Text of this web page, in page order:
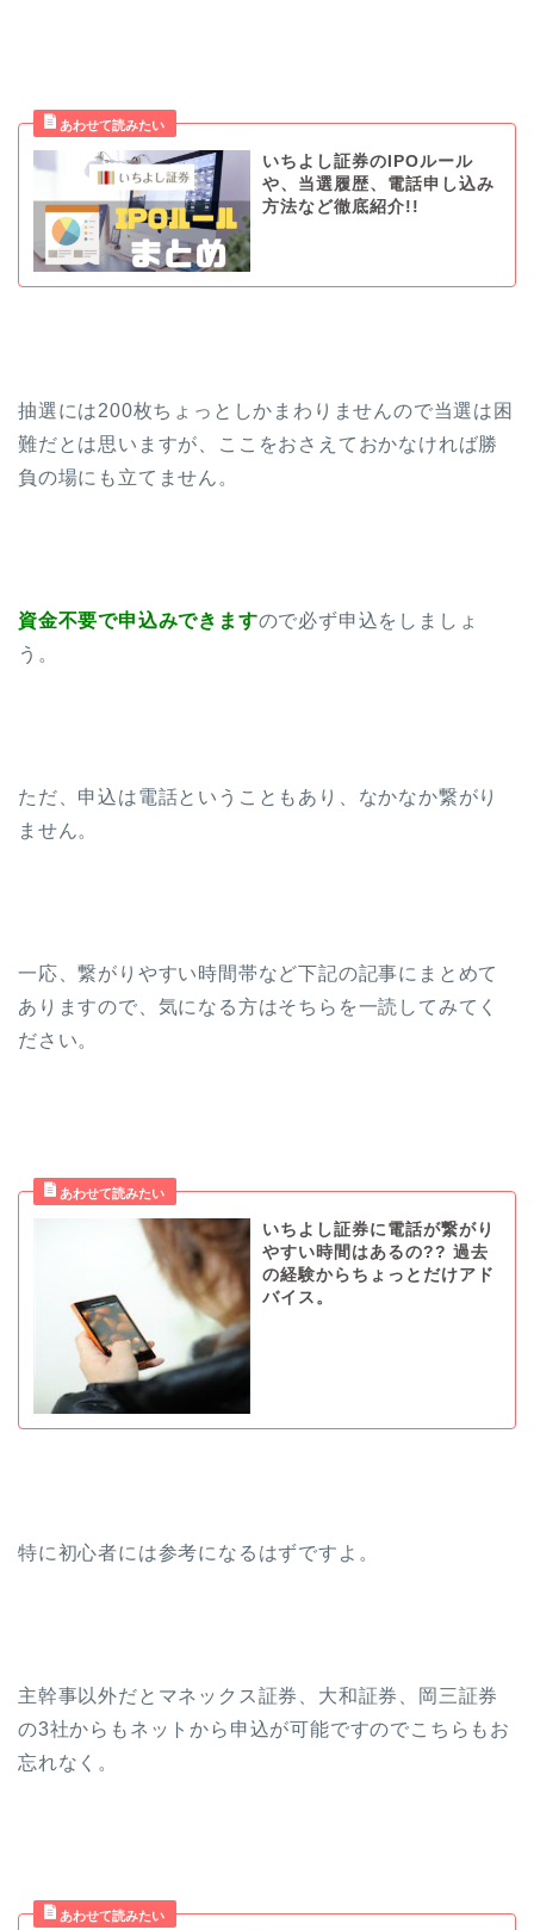
いちよし証券のIPOルール
や、当選履歴、電話申し込み
方法など徹底紹介!!
抽選には200枚ちょっとしかまわりませんので当選は困
難だとは思いますが、ここをおさえておかなければ勝
負の場にも立てません。
資金不要で申込みできますので必ず申込をしましょ
う。
ただ、申込は電話ということもあり、なかなか繋がり
ません。
一応、繋がりやすい時間帯など下記の記事にまとめて
ありますので、気になる方はそちらを一読してみてく
ださい。
いちよし証券に電話が繋がり
やすい時間はあるの?? 過去
の経験からちょっとだけアド
バイス。
特に初心者には参考になるはずですよ。
主幹事以外だとマネックス証券、大和証券、岡三証券
の3社からもネットから申込が可能ですのでこちらもお
忘れなく。